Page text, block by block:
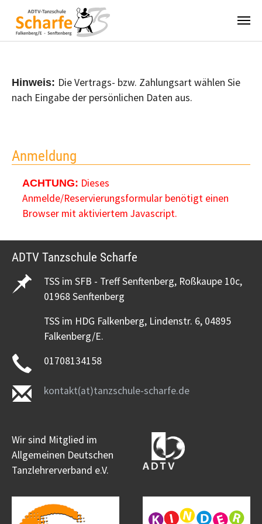
Hinweis: Die Vertrags- bzw. Zahlungsart wählen Sie
nach Eingabe der persönlichen Daten aus.
Anmeldung
ACHTUNG: Dieses
Anmelde/Reservierungsformular benötigt einen
Browser mit aktiviertem Javascript.
ADTV Tanzschule Scharfe
TSS im SFB - Treff Senftenberg, Roßkaupe 10c,
01968 Senftenberg
TSS im HDG Falkenberg, Lindenstr. 6, 04895
Falkenberg/E.
01708134158
kontakt(at)tanzschule-scharfe.de
Wir sind Mitglied im
Allgemeinen Deutschen
Tanzlehrerverband e.V.